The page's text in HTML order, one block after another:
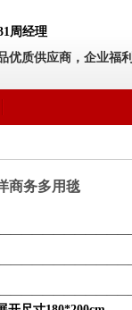
周经理
优质供应商，企业福
商务多用毯